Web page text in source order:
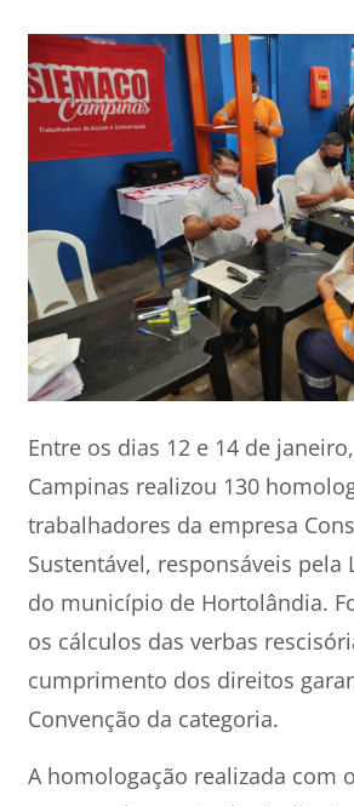
Entre os dias 12 e 14 de janeiro,
Campinas realizou 130
trabalhadores da empresa
Sustentável, responsáveis pela
do município de Hortolândia.
os cálculos das verbas
cumprimento dos direitos
Convenção da categoria.
A homologação realizada com o